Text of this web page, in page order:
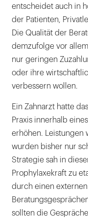
entscheidet auch in
der Patienten,
Die Qualität der
demzufolge vor
nur geringen
oder ihre
verbessern wollen.
Ein Zahnarzt hatte
Praxis innerhalb
erhöhen. Leistungen
wurden bisher nur
Strategie sah in
Prophylaxekraft zu
durch einen
sollten die